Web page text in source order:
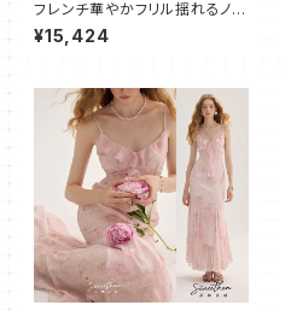
フレンチ華やかフリル揺れるノー
スリープワンピース ロング
¥15,424